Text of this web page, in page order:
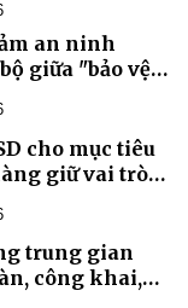
an ninh
giữa "bảo vệ
cho mục tiêu
giữ vai trò
trung gian
công khai,